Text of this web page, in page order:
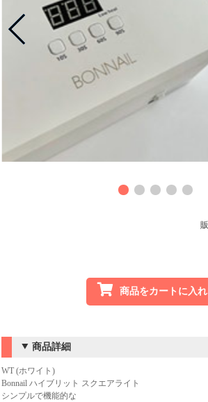
商品をカートに入
商品詳細
WT (ホワイト)
Bonnail ハイブリット スクエアライト
シンプルで機能的な